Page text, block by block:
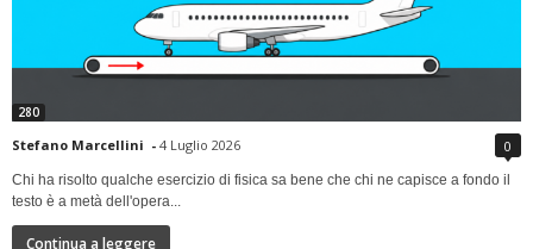
280
Stefano Marcellini - 4 Luglio 2026 0
Chi ha risolto qualche esercizio di fisica sa bene che chi ne capisce a fondo il
testo è a metà dell'opera...
Continua a leggere